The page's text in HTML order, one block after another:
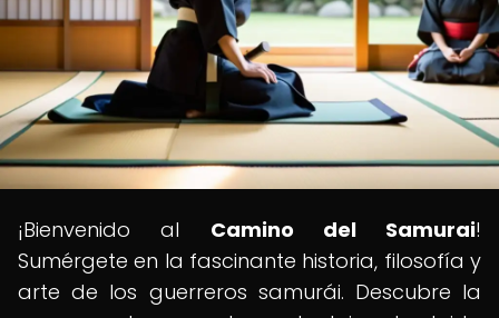
¡Bienvenido al Camino del Samurai!
Sumérgete en la fascinante historia, filosofía y
arte de los guerreros samurái. Descubre la